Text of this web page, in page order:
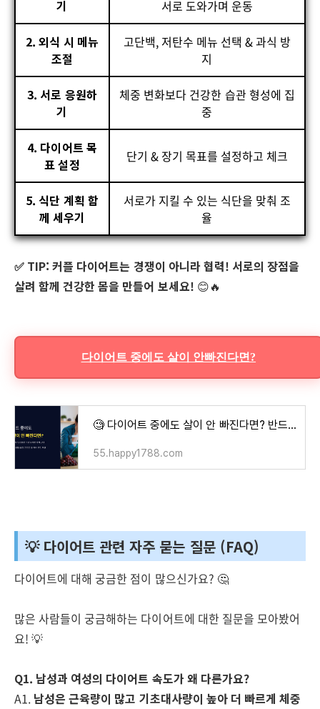
기 서로 도와가며 운동
2. 외식 시 메뉴
조절
고단백, 저탄수 메뉴 선택 & 과식 방
지
3. 서로 응원하
기
체중 변화보다 건강한 습관 형성에 집
중
4. 다이어트 목
표 설정
단기 & 장기 목표를 설정하고 체크
5. 식단 계획 함
께 세우기
서로가 지킬 수 있는 식단을 맞춰 조
율
✅ TIP: 커플 다이어트는 경쟁이 아니라 협력! 서로의 장점을
살려 함께 건강한 몸을 만들어 보세요! 😊🔥
다이어트 중에도 살이 안빠진다면?
🧐 다이어트 중에도 살이 안 빠진다면? 반드시 점검할 것들
55.happy1788.com
💡 다이어트 관련 자주 묻는 질문 (FAQ)
다이어트에 대해 궁금한 점이 많으신가요? 🤔
많은 사람들이 궁금해하는 다이어트에 대한 질문을 모아봤어
요! 💡
Q1. 남성과 여성의 다이어트 속도가 왜 다른가요?
A1. 남성은 근육량이 많고 기초대사량이 높아 더 빠르게 체중